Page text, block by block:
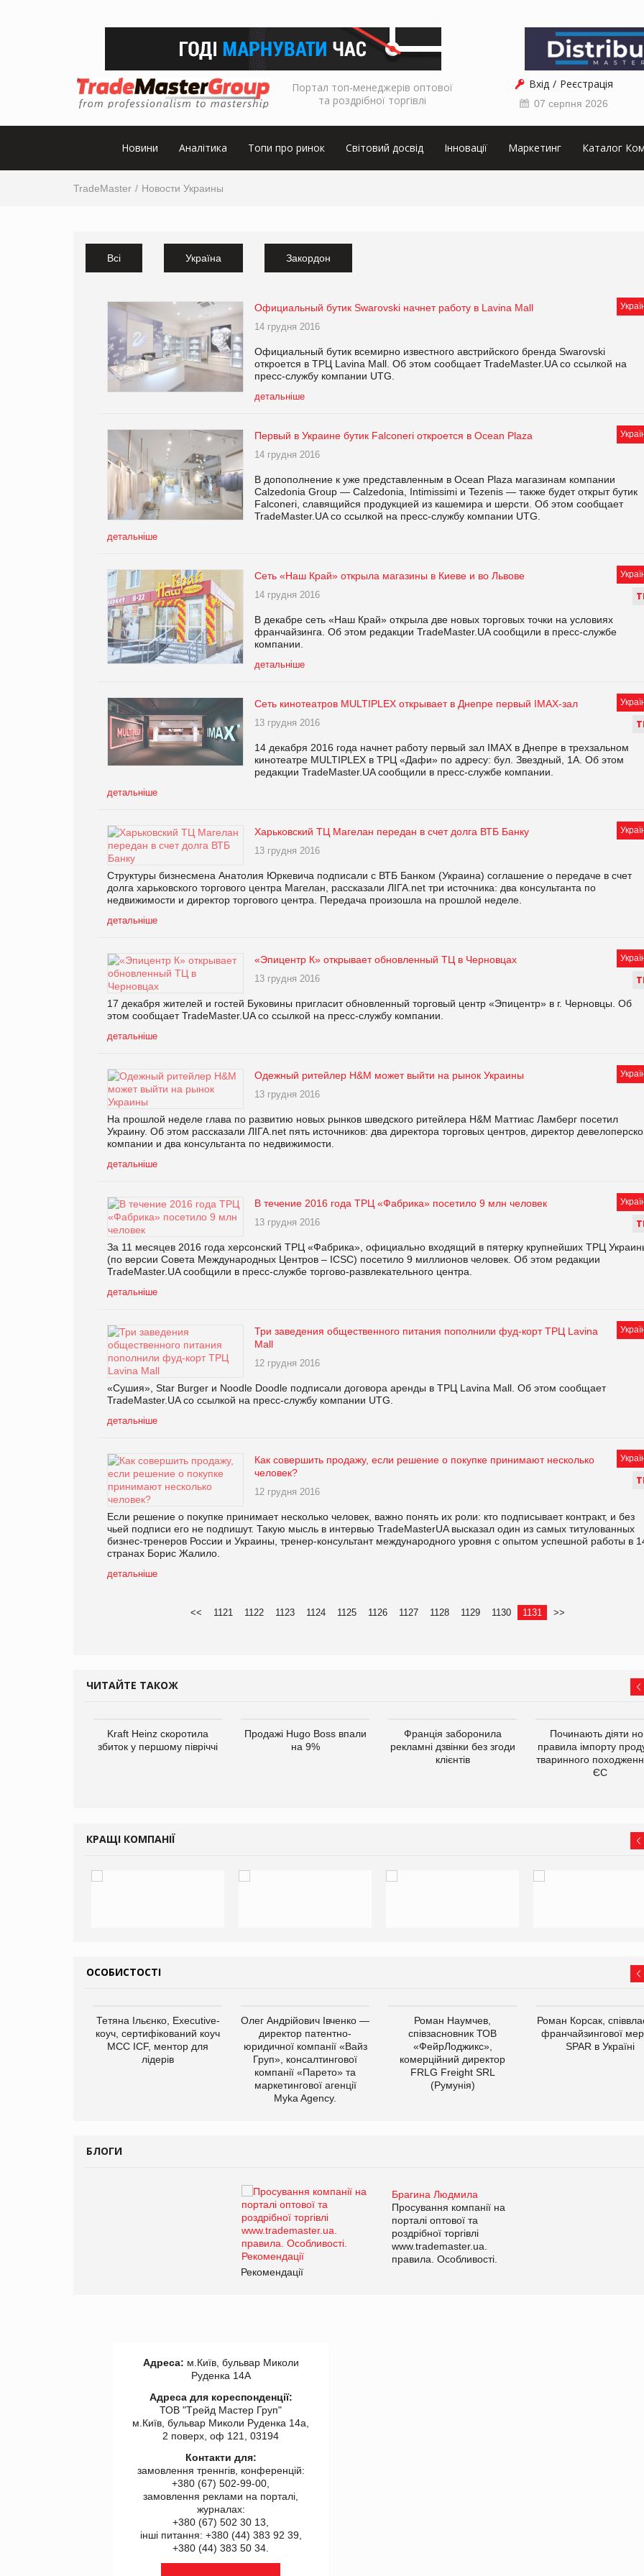
Портал топ-менеджерів оптової
та роздрібної торгівлі
Вхід Реєстрація
07 серпня 2026
Новини Аналітика Топи про ринок Світовий досвід Інновації Маркетинг Каталог
TradeMaster Новости Украины
Всі Україна Закордон
Официальный бутик Swarovski начнет работу в Lavina Mall
14 грудня 2016
Официальный бутик всемирно известного австрийского бренда Swarovski
откроется в ТРЦ Lavina Mall. Об этом сообщает TradeMaster.UA со ссылкой на
пресс-службу компании UTG.
детальніше
Первый в Украине бутик Falconeri откроется в Ocean Plaza
14 грудня 2016
В допополнение к уже представленным в Ocean Plaza магазинам компании
Calzedonia Group — Calzedonia, Intimissimi и Tezenis — также будет открыт бутик
Falconeri, славящийся продукцией из кашемира и шерсти. Об этом сообщает
TradeMaster.UA со ссылкой на пресс-службу компании UTG.
детальніше
Т
Сеть «Наш Край» открыла магазины в Киеве и во Львове
14 грудня 2016
В декабре сеть «Наш Край» открыла две новых торговых точки на условиях
франчайзинга. Об этом редакции TradeMaster.UA сообщили в пресс-службе
компании.
детальніше
Т
Сеть кинотеатров MULTIPLEX открывает в Днепре первый IMAX-зал
13 грудня 2016
14 декабря 2016 года начнет работу первый зал IMAX в Днепре в трехзальном
кинотеатре MULTIPLEX в ТРЦ «Дафи» по адресу: бул. Звездный, 1А. Об этом
редакции TradeMaster.UA сообщили в пресс-службе компании.
детальніше
Харьковский ТЦ Магелан передан в счет долга ВТБ Банку
13 грудня 2016
Структуры бизнесмена Анатолия Юркевича подписали с ВТБ Банком (Украина) соглашение о передаче в счет
долга харьковского торгового центра Магелан, рассказали ЛІГА.net три источника: два консультанта по
недвижимости и директор торгового центра. Передача произошла на прошлой неделе.
детальніше
Т
«Эпицентр К» открывает обновленный ТЦ в Черновцах
13 грудня 2016
17 декабря жителей и гостей Буковины пригласит обновленный торговый центр «Эпицентр» в г. Черновцы. Об
этом сообщает TradeMaster.UA со ссылкой на пресс-службу компании.
детальніше
Одежный ритейлер H&M может выйти на рынок Украины
13 грудня 2016
На прошлой неделе глава по развитию новых рынков шведского ритейлера H&M Маттиас Ламберг посетил
Украину. Об этом рассказали ЛІГА.net пять источников: два директора торговых центров, директор
компании и два консультанта по недвижимости.
детальніше
Т
В течение 2016 года ТРЦ «Фабрика» посетило 9 млн человек
13 грудня 2016
За 11 месяцев 2016 года херсонский ТРЦ «Фабрика», официально входящий в пятерку крупнейших ТРЦ
(по версии Совета Международных Центров – ICSC) посетило 9 миллионов человек. Об этом редакции
TradeMaster.UA сообщили в пресс-службе торгово-развлекательного центра.
детальніше
Три заведения общественного питания пополнили фуд-корт ТРЦ Lavina
Mall
12 грудня 2016
«Сушия», Star Burger и Noodle Doodle подписали договора аренды в ТРЦ Lavina Mall. Об этом сообщает
TradeMaster.UA со ссылкой на пресс-службу компании UTG.
детальніше
Т
Как совершить продажу, если решение о покупке принимают несколько
человек?
12 грудня 2016
Если решение о покупке принимает несколько человек, важно понять их роли: кто подписывает контракт, и без
чьей подписи его не подпишут. Такую мысль в интервью TradeMasterUA высказал один из самых титулованных
бизнес-тренеров России и Украины, тренер-консультант международного уровня с опытом успешной работы в
странах Борис Жалило.
детальніше
<< 1121 1122 1123 1124 1125 1126 1127 1128 1129 1130 1131 >>
ЧИТАЙТЕ ТАКОЖ
Kraft Heinz скоротила
збиток у першому півріччі
Продажі Hugo Boss впали
на 9%
Франція заборонила
рекламні дзвінки без згоди
клієнтів
Починають діяти
правила імпорту
тваринного
ЄС
КРАЩІ КОМПАНІЇ
ОСОБИСТОСТІ
Тетяна Ільєнко, Executive-
коуч, сертифікований коуч
МСС ICF, ментор для
лідерів
Олег Андрійович Івченко —
директор патентно-
юридичної компанії «Вайз
Груп», консалтингової
компанії «Парето» та
маркетингової агенції
Myka Agency.
Роман Наумчев,
співзасновник ТОВ
«ФейрЛоджикс»,
комерційний директор
FRLG Freight SRL
(Румунія)
Роман Корсак,
франчайзингової
SPAR в Україні
БЛОГИ
Брагина Людмила
Просування компанії на
порталі оптової та
роздрібної торгівлі
www.trademaster.ua.
правила. Особливості.
Рекомендації
Адреса: м.Київ, бульвар Миколи
Руденка 14А
Адреса для кореспонденції:
ТОВ "Tрейд Мастер Груп"
м.Київ, бульвар Миколи Руденка 14а,
2 поверх, оф 121, 03194
Контакти для:
замовлення треннгів, конференцій:
+380 (67) 502-99-00,
замовлення реклами на порталі,
журналах:
+380 (67) 502 30 13,
інші питання: +380 (44) 383 92 39,
+380 (44) 383 50 34.